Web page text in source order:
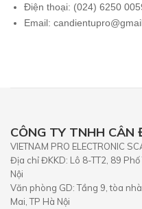
Điện thoại: (024) 6250
Email:
CÔNG TY TNHH CÂN
VIETNAM PRO ELECTRONIC
Địa chỉ ĐKKD: Lô 8-TT2, 89
Nội
Văn phòng GD: Tầng 9, tòa
Mai, TP Hà Nội